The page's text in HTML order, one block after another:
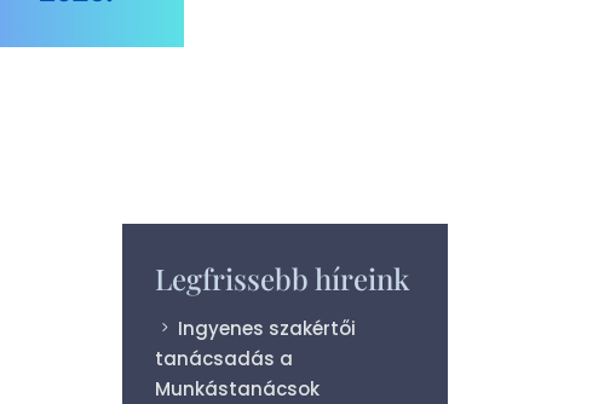
Legfrissebb híreink
Ingyenes szakértői
tanácsadás a
Munkástanácsok